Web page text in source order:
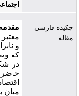
چکیده فارسی
مقاله
مقدمه:
و
که
در
میان